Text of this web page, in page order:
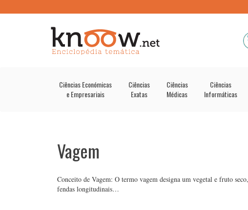
Ciências Económicas
e Empresariais
Ciências
Exatas
Ciências
Médicas
Ciências
Informáticas
Vagem
Conceito de Vagem: O termo vagem designa um vegetal e fruto
fendas longitudinais…